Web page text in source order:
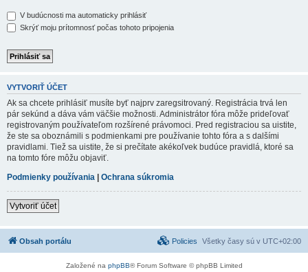
V budúcnosti ma automaticky prihlásiť
Skrýť moju prítomnosť počas tohoto pripojenia
VYTVORIŤ ÚČET
Ak sa chcete prihlásiť musíte byť najprv zaregsitrovaný. Registrácia trvá len
pár sekúnd a dáva vám väčšie možnosti. Administrátor fóra môže prideľovať
registrovaným používateľom rozšírené právomoci. Pred registraciou sa uistite,
že ste sa oboznámili s podmienkami pre používanie tohto fóra a s dalšími
pravidlami. Tiež sa uistite, že si prečítate akékoľvek budúce pravidlá, ktoré sa
na tomto fóre môžu objaviť.
Podmienky používania | Ochrana súkromia
Vytvoriť účet
Obsah portálu Všetky časy sú v UTC+02:00
Policies
Založené na phpBB® Forum Software © phpBB Limited